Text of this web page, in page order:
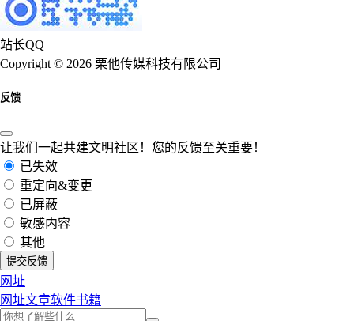
站长QQ
Copyright © 2026 栗他传媒科技有限公司
反馈
让我们一起共建文明社区！您的反馈至关重要！
已失效
重定向&变更
已屏蔽
敏感内容
其他
提交反馈
网址
网址文章软件书籍